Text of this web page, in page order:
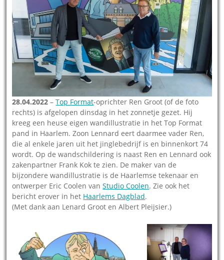
28.04.2022 –Top Format-oprichter Ren Groot (of de foto
rechts) is afgelopen dinsdag in het zonnetje gezet. Hij
kreeg een heuse eigen wandillustratie in het Top Format
pand in Haarlem. Zoon Lennard eert daarmee vader Ren,
die al enkele jaren uit het jinglebedrijf is en binnenkort 74
wordt. Op de wandschildering is naast Ren en Lennard ook
zakenpartner Frank Kok te zien. De maker van de
bijzondere wandillustratie is de Haarlemse tekenaar en
ontwerper Eric Coolen vanStudio Coolen. Zie ook het
bericht erover in het Haarlems Dagblad.
(Met dank aan Lenard Groot en Albert Pleijsier.)